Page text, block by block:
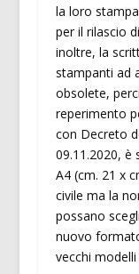
la loro
per il rilascio
inoltre, la
stampanti ad
obsolete,
reperimento
con Decreto
09.11.2020,
A4 (cm. 21 x
civile ma la
possano
nuovo
vecchi